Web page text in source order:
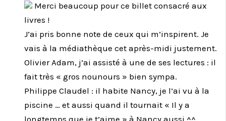
Merci beaucoup pour ce billet consacré aux
livres !
J’ai pris bonne note de ceux qui m’inspirent. Je
vais à la médiathèque cet après-midi justement.
Olivier Adam, j’ai assisté à une de ses lectures : il
fait très « gros nounours » bien sympa.
Philippe Claudel : il habite Nancy, je l’ai vu à la
piscine … et aussi quand il tournait « Il y a